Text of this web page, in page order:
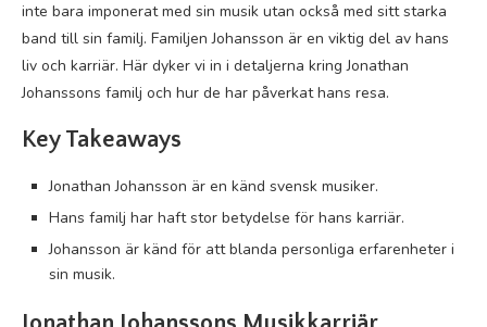
inte bara imponerat med sin musik utan också med sitt starka
band till sin familj. Familjen Johansson är en viktig del av hans
liv och karriär. Här dyker vi in i detaljerna kring Jonathan
Johanssons familj och hur de har påverkat hans resa.
Key Takeaways
Jonathan Johansson är en känd svensk musiker.
Hans familj har haft stor betydelse för hans karriär.
Johansson är känd för att blanda personliga erfarenheter i
sin musik.